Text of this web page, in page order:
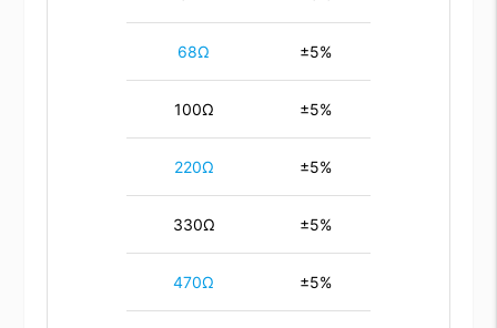
68Ω ±5%
100Ω ±5%
220Ω ±5%
330Ω ±5%
470Ω ±5%